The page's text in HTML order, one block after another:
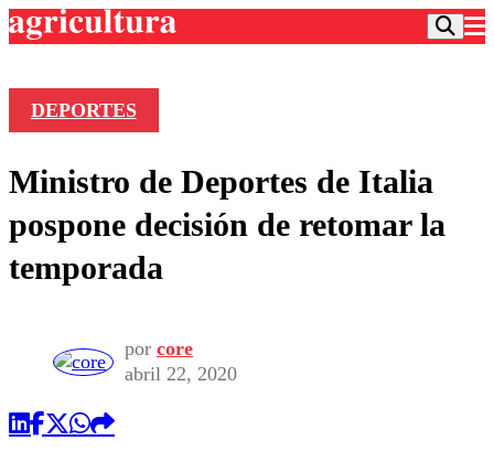
Frecuencias
Agricultura TV
Deportes
Colo Colo
Seleccion Chilena
Entretención
Economía
Publicaciones en medios
Opinión
DEPORTES
Ministro de Deportes de Italia
pospone decisión de retomar la
temporada
por core
abril 22, 2020